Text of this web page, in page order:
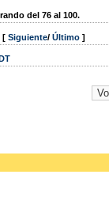
del 76 al 100.
[ Siguiente/ Último ]